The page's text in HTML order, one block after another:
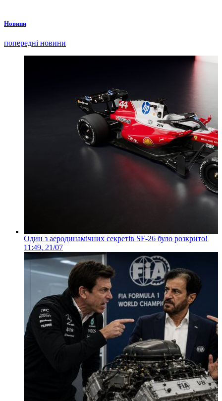
Новини
попередні новини
Один з аеродинамічних секретів SF-26 було розкрито!
11:49, 21/07